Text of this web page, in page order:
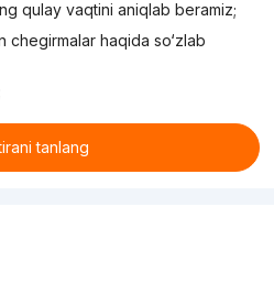
qulay vaqtini aniqlab beramiz;
chegirmalar haqida so‘zlab
tanlang